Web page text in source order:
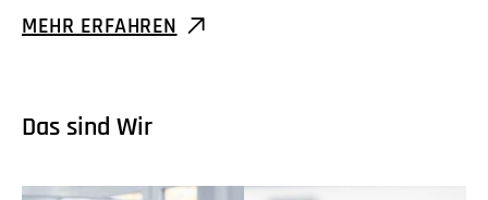
MEHR ERFAHREN
Das sind Wir